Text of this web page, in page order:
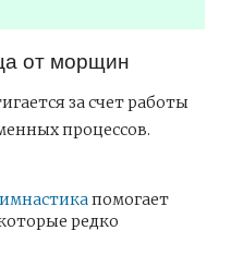
от морщин
за счет работы
процессов.
помогает
редко